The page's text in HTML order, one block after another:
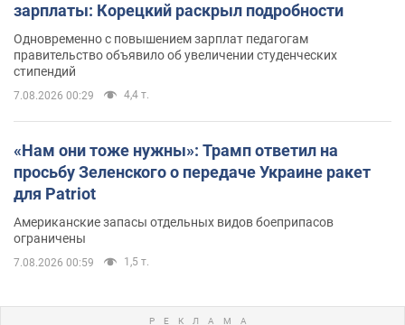
зарплаты: Корецкий раскрыл подробности
Одновременно с повышением зарплат педагогам
правительство объявило об увеличении студенческих
стипендий
7.08.2026 00:29 4,4 т.
«Нам они тоже нужны»: Трамп ответил на
просьбу Зеленского о передаче Украине ракет
для Patriot
Американские запасы отдельных видов боеприпасов
ограничены
7.08.2026 00:59 1,5 т.